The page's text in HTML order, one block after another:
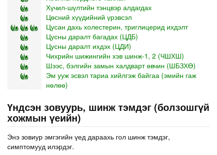
Хүчил-шүлтийн тэнцвэр алдагдах
Цөсний хүүдийний үрэвсэл
Цусан дахь холестерин, триглицерид ихдэлт
Цусны даралт багадах (ЦДБ)
Цусны даралт ихдэх (ЦДИ)
Чихрийн шижингийн хэв шинж-1, 2 (ЧШХШ)
Шээс, бэлгийн замын халдварт өвчин (ШБЗХӨ)
Эм ууж эсвэл тариа хийлгэж байгаа (эмийн гаж
нөлөө)
Үндсэн зовуурь, шинж тэмдэг (болзошгүй
хожмын үеийн)
Энэ зовиур эмгэгийн үед дараахь гол шинж тэмдэг,
симптомууд илэрдэг.